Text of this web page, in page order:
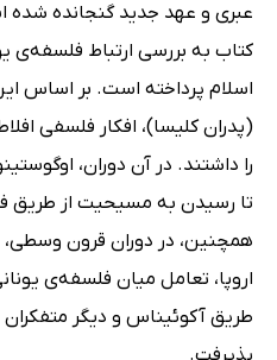
عبری و عهد جدید گنجانده
کتاب به بررسی ارتباط فلسفه‌ی
اسلام پرداخته است. بر اساس
(پدران کلیسا)، افکار فلسفی
را داشتند. در آن دوران،
تا رسیدن به مسیحیت از طریق
همچنین، در دوران قرون وسطی،
اروپا، تعامل میان فلسفه‌ی
طریق آکوئیناس و دیگر